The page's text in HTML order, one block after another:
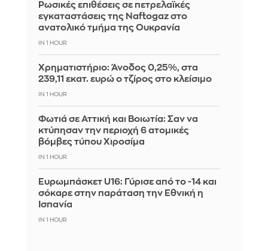
Ρωσικές επιθέσεις σε πετρελαϊκές
εγκαταστάσεις της Naftogaz στο
ανατολικό τμήμα της Ουκρανία
IN 1 HOUR
Χρηματιστήριο: Άνοδος 0,25%, στα
239,11 εκατ. ευρώ ο τζίρος στο κλείσιμο
IN 1 HOUR
Φωτιά σε Αττική και Βοιωτία: Σαν να
κτύπησαν την περιοχή 6 ατομικές
βόμβες τύπου Χιροσίμα
IN 1 HOUR
Ευρωμπάσκετ U16: Γύρισε από το -14 και
σόκαρε στην παράταση την Εθνική η
Ισπανία
IN 1 HOUR